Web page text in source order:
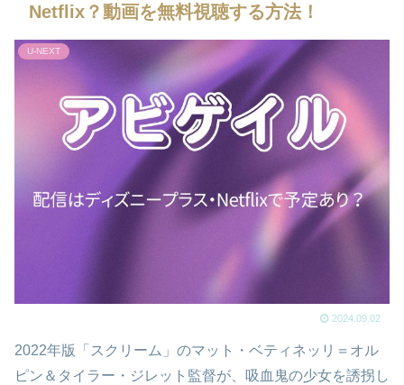
Netflix？動画を無料視聴する方法！
U-NEXT
2024.09.02
2022年版「スクリーム」のマット・ベティネッリ＝オル
ピン＆タイラー・ジレット監督が、吸血鬼の少女を誘拐し